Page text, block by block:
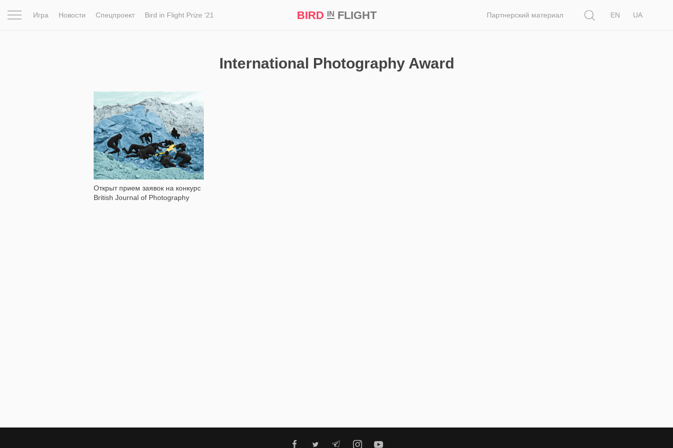
Игра Новости Спецпроект Bird in Flight Prize ‘21 BIRD INFLIGHT Партнерский материал
EN
UA
International Photography Award
Открыт прием заявок на конкурс
British Journal of Photography
1 090